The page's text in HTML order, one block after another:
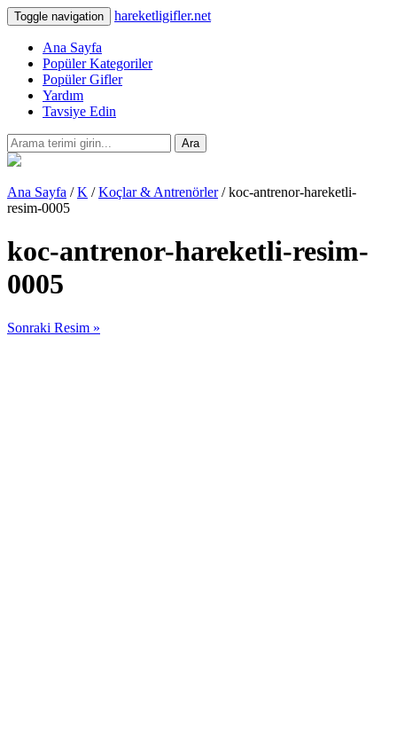
Toggle navigation hareketligifler.net
Ana Sayfa
Popüler Kategoriler
Popüler Gifler
Yardım
Tavsiye Edin
Ara
Ana Sayfa /K /Koçlar & Antrenörler/ koc-antrenor-hareketli-
resim-0005
koc-antrenor-hareketli-resim-
0005
Sonraki Resim »